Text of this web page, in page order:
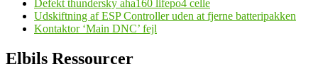
Defekt thundersky aha160 lifepo4 celle
Udskiftning af ESP Controller uden at fjerne batteripakken
Kontaktor ‘Main DNC’ fejl
Elbils Ressourcer